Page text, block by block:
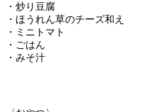
・炒り豆腐
・ほうれん草のチーズ和え
・ミニトマト
・ごはん
・みそ汁